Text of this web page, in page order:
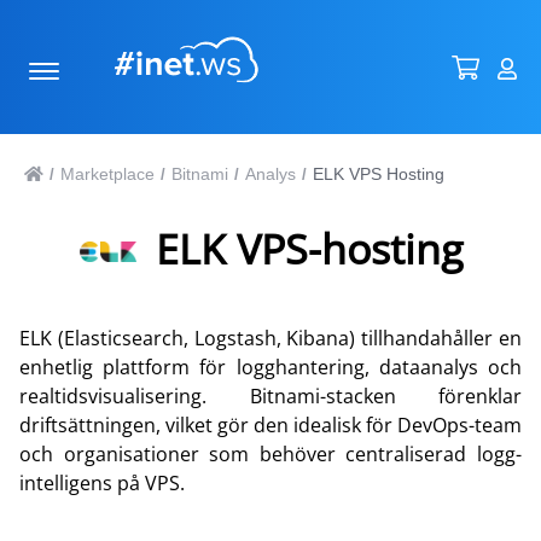
/ Marketplace / Bitnami / Analys / ELK VPS Hosting
ELK VPS-hosting
ELK (Elasticsearch, Logstash, Kibana) tillhandahåller en
enhetlig plattform för logghantering, dataanalys och
realtidsvisualisering. Bitnami-stacken förenklar
driftsättningen, vilket gör den idealisk för DevOps-team
och organisationer som behöver centraliserad logg-
intelligens på VPS.